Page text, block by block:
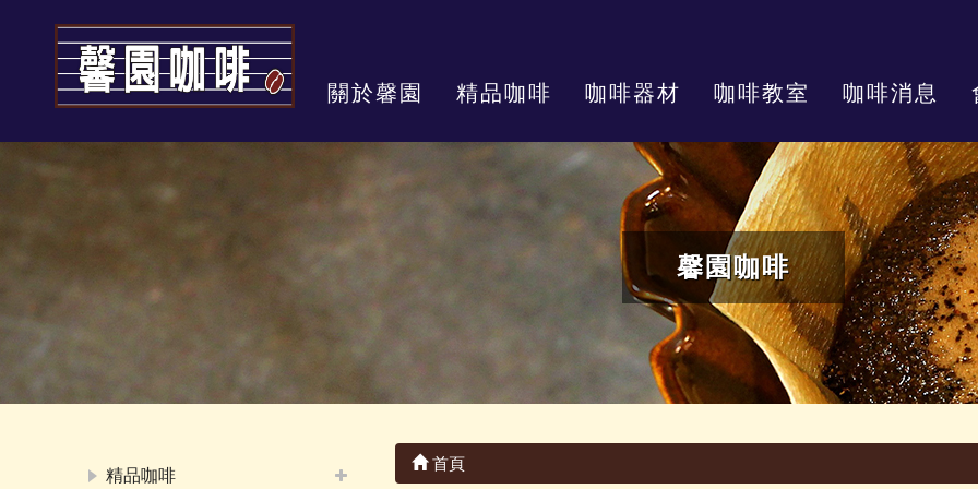
關於馨園 精品咖啡 咖啡器材 咖啡教室 咖啡消息
馨園咖啡
精品咖啡
首頁